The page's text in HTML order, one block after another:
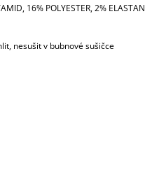
16% POLYESTER, 2% ELASTAN
nesušit v bubnové sušičce